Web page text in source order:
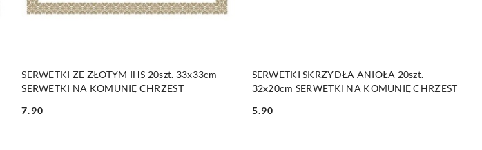
SERWETKI ZE ZŁOTYM IHS 20szt. 33x33cm
SERWETKI NA KOMUNIĘ CHRZEST
Cena:
7.90
SERWETKI SKRZYDŁA ANIOŁA 20szt.
32x20cm SERWETKI NA KOMUNIĘ CHRZEST
Cena:
5.90